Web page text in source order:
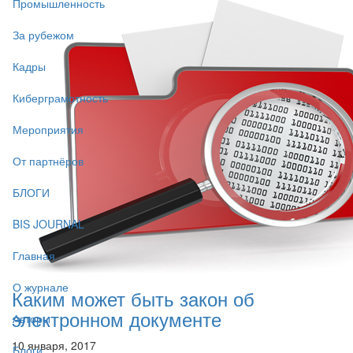
Промышленность
За рубежом
Кадры
Киберграмотность
Мероприятия
От партнёров
БЛОГИ
BIS JOURNAL
Главная
О журнале
Авторы
Блоги
Каким может быть закон об
электронном документе
10 января, 2017